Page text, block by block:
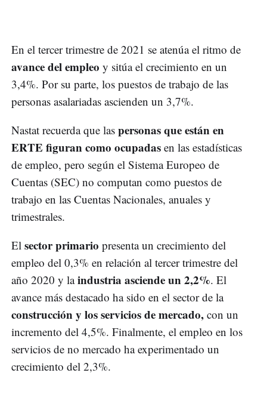
En el tercer trimestre de 2021 se atenúa el ritmo de
avance del empleo y sitúa el crecimiento en un
3,4%. Por su parte, los puestos de trabajo de las
personas asalariadas ascienden un 3,7%.
Nastat recuerda que las personas que están en
ERTE figuran como ocupadas en las estadísticas
de empleo, pero según el Sistema Europeo de
Cuentas (SEC) no computan como puestos de
trabajo en las Cuentas Nacionales, anuales y
trimestrales.
El sector primario presenta un crecimiento del
empleo del 0,3% en relación al tercer trimestre del
año 2020 y laindustria asciende un 2,2%. El
avance más destacado ha sido en el sector de la
construcción y los servicios de mercado, con un
incremento del 4,5%. Finalmente, el empleo en los
servicios de no mercado ha experimentado un
crecimiento del 2,3%.